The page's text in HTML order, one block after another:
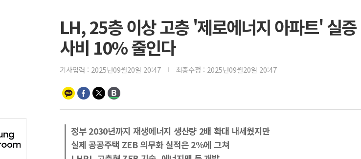
LH, 25층 이상 고층 '제로에너지 아파트' 실
사비 10% 줄인다
기사입력 : 2025년09월20일 20:47 최종수정 : 2025년09월20일 20:47
정부 2030년까지 재생에너지 생산량 2배 확대 내세웠지만
실제 공공주택 ZEB 의무화 실적은 2%에 그쳐